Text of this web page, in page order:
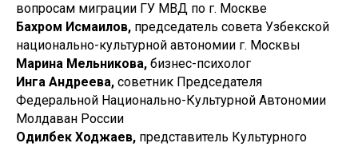
вопросам миграции ГУ МВД по г. Москве
Бахром Исмаилов, председатель совета Узбекской
национально-культурной автономии г. Москвы
Марина Мельникова, бизнес-психолог
Инга Андреева, советник Председателя
Федеральной Национально-Культурной Автономии
Молдаван России
Одилбек Ходжаев, представитель Культурного